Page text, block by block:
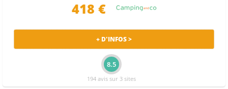
418 €
+ D'INFOS >
8.5
194 avis sur 3 sites